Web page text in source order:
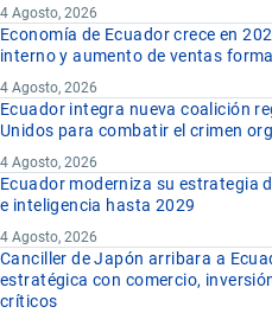
4 Agosto, 2026
Economía de Ecuador crece en
interno y aumento de ventas
4 Agosto, 2026
Ecuador integra nueva coalición
Unidos para combatir el crimen
4 Agosto, 2026
Ecuador moderniza su estrategia
e inteligencia hasta 2029
4 Agosto, 2026
Canciller de Japón arribara a
estratégica con comercio,
críticos